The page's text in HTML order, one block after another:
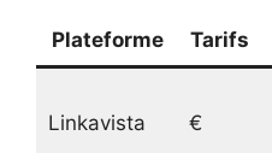
Plateforme Tarifs
Linkavista €